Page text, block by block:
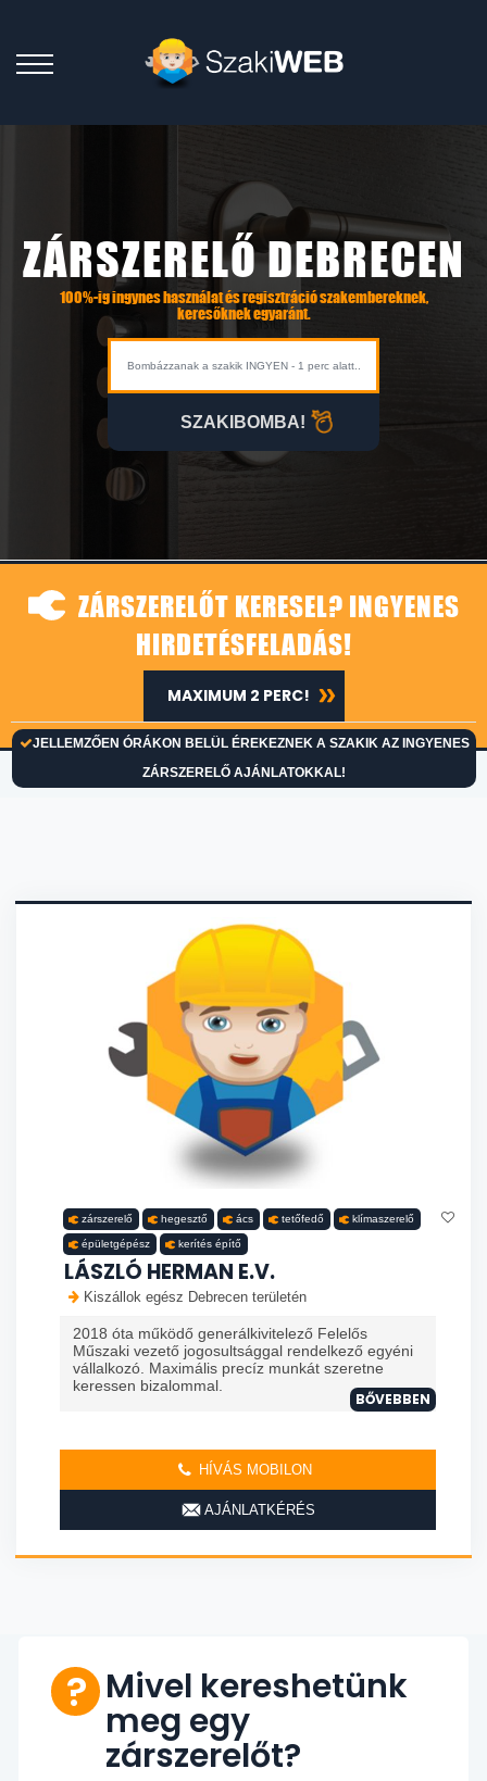
ZÁRSZERELŐ DEBRECEN
100%-ig ingynes használat és regisztráció szakembereknek,
keresőknek egyaránt.
SZAKIBOMBA!
ZÁRSZERELŐT KERESEL? INGYENES
HIRDETÉSFELADÁS!
JELLEMZŐEN ÓRÁKON BELÜL ÉREKEZNEK A SZAKIK AZ INGYENES
ZÁRSZERELŐ AJÁNLATOKKAL!
MAXIMUM 2 PERC!
zárszerelő hegesztő ács tetőfedő klímaszerelő
épületgépész kerítés építő
LÁSZLÓ HERMAN E.V.
Kiszállok egész Debrecen területén
2018 óta működő generálkivitelező Felelős
Műszaki vezető jogosultsággal rendelkező egyéni
vállalkozó. Maximális precíz munkát szeretne
keressen bizalommal.
BŐVEBBEN
HÍVÁS MOBILON
AJÁNLATKÉRÉS
Mivel kereshetünk
meg egy
zárszerelőt?